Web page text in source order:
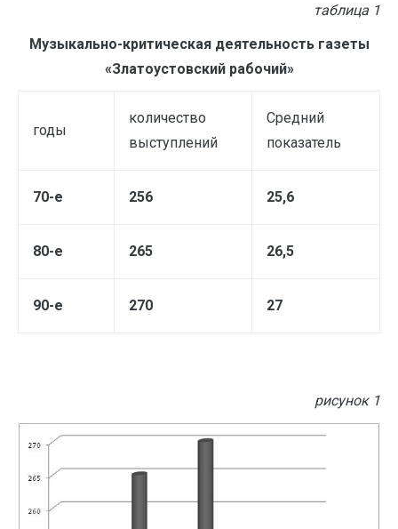
таблица 1
Музыкально-критическая деятельность газеты
«Златоустовский рабочий»
годы
количество
выступлений
Средний
показатель
70-е 256 25,6
80-е 265 26,5
90-е 270 27
рисунок 1